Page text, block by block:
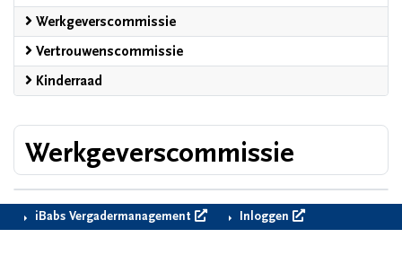
Werkgeverscommissie
Vertrouwenscommissie
Kinderraad
Werkgeverscommissie
iBabs Vergadermanagement Inloggen